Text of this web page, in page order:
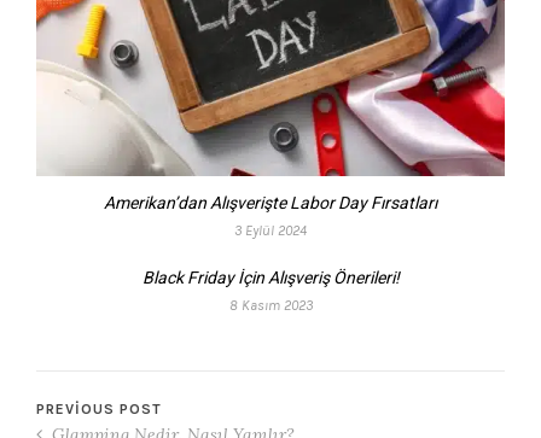
Amerikan’dan Alışverişte Labor Day Fırsatları
3 Eylül 2024
Black Friday İçin Alışveriş Önerileri!
8 Kasım 2023
PREVIOUS POST